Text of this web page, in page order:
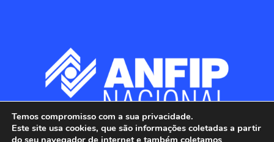
Temos compromisso com a sua privacidade.
Este site usa cookies, que são informações coletadas a partir
do seu navegador de internet e também coletamos